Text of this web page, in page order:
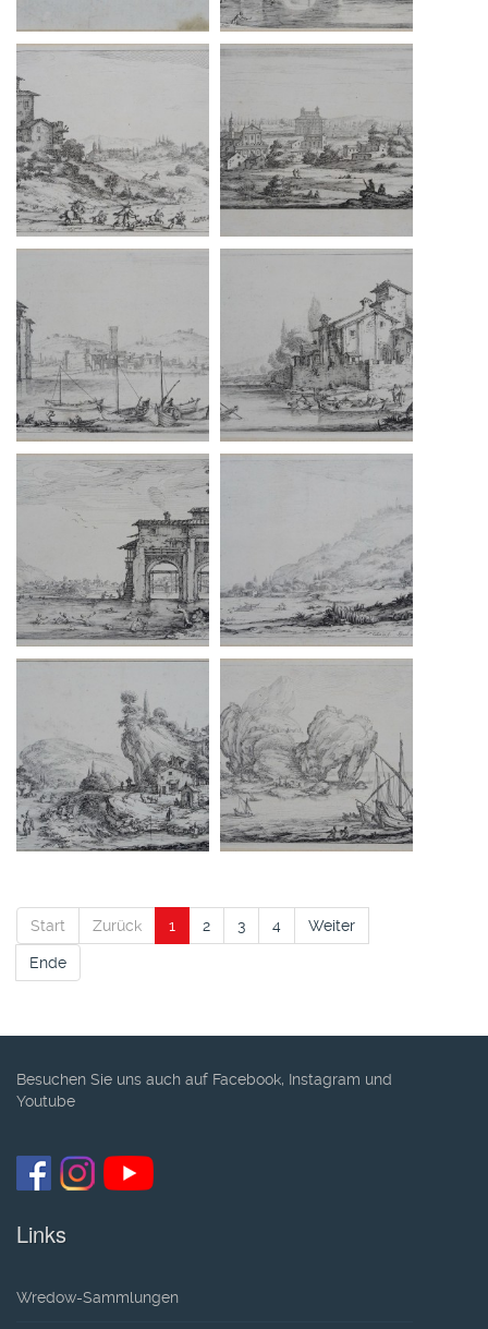
Start Zurück 1 2 3 4 Weiter
Ende
Besuchen Sie uns auch auf Facebook, Instagram und
Youtube
Links
Wredow-Sammlungen